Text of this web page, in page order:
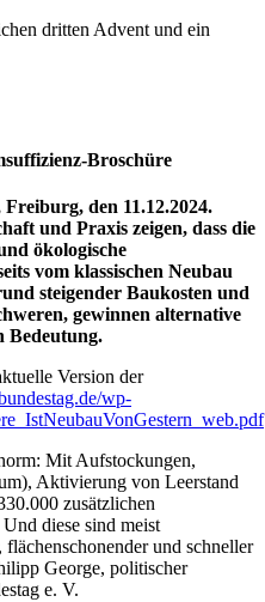
dritten Advent und ein
Broschüre
den 11.12.2024.
und Praxis zeigen, dass die
ökologische
vom klassischen Neubau
steigender Baukosten und
gewinnen alternative
Bedeutung.
Version der
wp-
Mit Aufstockungen,
Aktivierung von Leerstand
zusätzlichen
diese sind meist
und schneller
George, politischer
e. V.